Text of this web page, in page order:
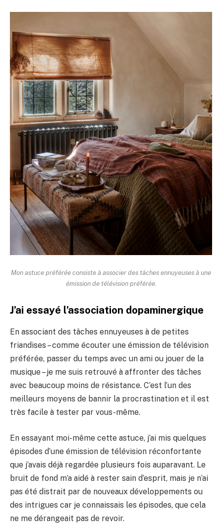
Mon astuce préférée consiste à associer des tâches ennuyeuses à une
émission de télévision préférée.
J’ai essayé l’association dopaminergique
En associant des tâches ennuyeuses à de petites
friandises – comme écouter une émission de télévision
préférée, passer du temps avec un ami ou jouer de la
musique – je me suis retrouvé à affronter des tâches
avec beaucoup moins de résistance. C’est l’un des
meilleurs moyens de bannir la procrastination et il est
très facile à tester par vous-même.
En essayant moi-même cette astuce, j’ai mis quelques
épisodes d’une émission de télévision réconfortante
que j’avais déjà regardée plusieurs fois auparavant. Le
bruit de fond m’a aidé à rester sain d’esprit, mais je n’ai
pas été distrait par de nouveaux développements ou
des intrigues car je connaissais les épisodes, que cela
ne me dérangeait pas de revoir.